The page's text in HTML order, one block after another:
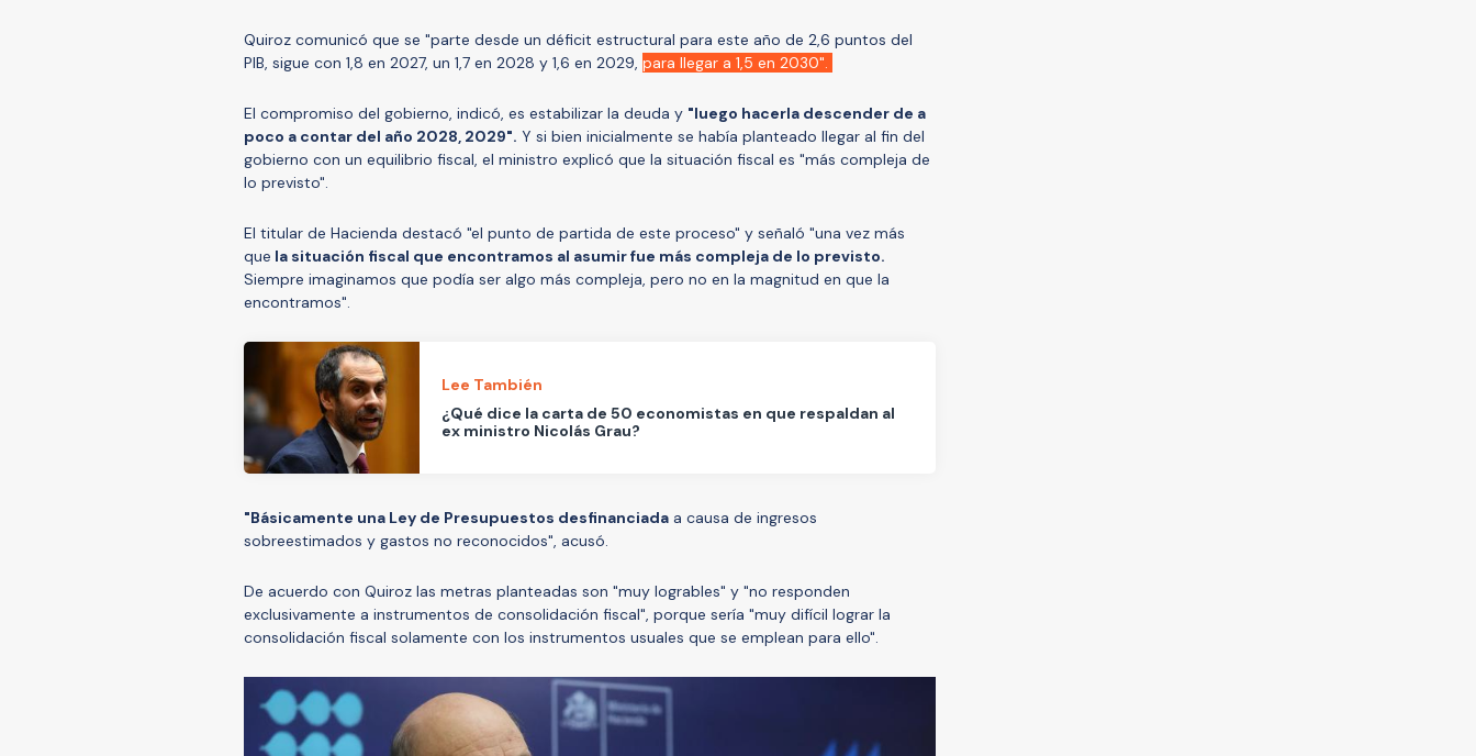
Quiroz comunicó que se "parte desde un déficit estructural para este año de 2,6 puntos del
PIB, sigue con 1,8 en 2027, un 1,7 en 2028 y 1,6 en 2029, para llegar a 1,5 en 2030".
El compromiso del gobierno, indicó, es estabilizar la deuda y "luego hacerla descender de a
poco a contar del año 2028, 2029". Y si bien inicialmente se había planteado llegar al fin del
gobierno con un equilibrio fiscal, el ministro explicó que la situación fiscal es "más compleja de
lo previsto".
El titular de Hacienda destacó "el punto de partida de este proceso" y señaló "una vez más
que la situación fiscal que encontramos al asumir fue más compleja de lo previsto.
Siempre imaginamos que podía ser algo más compleja, pero no en la magnitud en que la
encontramos".
Lee También
¿Qué dice la carta de 50 economistas en que respaldan al
ex ministro Nicolás Grau?
"Básicamente una Ley de Presupuestos desfinanciada a causa de ingresos
sobreestimados y gastos no reconocidos", acusó.
De acuerdo con Quiroz las metras planteadas son "muy logrables" y "no responden
exclusivamente a instrumentos de consolidación fiscal", porque sería "muy difícil lograr la
consolidación fiscal solamente con los instrumentos usuales que se emplean para ello".